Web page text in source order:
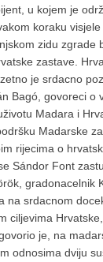
u kojem je
koraku
zidu zgrade
zastave.
je srdacno
Bagó, govoreci o
Madara i
Madarske
rijecima o
Sándor Font
gradonacelnik
na srdacnom
ciljevima
je, na
odnosima dviju